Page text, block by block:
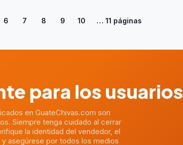
6 7 8 9 10 … 11 páginas
para los usuarios
en GuateChivas.com son
Siempre tenga cuidado al cerrar
la identidad del vendedor, el
asegúrese por todos los medios